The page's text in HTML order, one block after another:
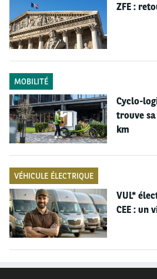
Pour en savoir plus sur l'Arval
ZFE :
MOBILITÉ
Cyclo-
trouve
km
VÉHICULE ÉLECTRIQUE
VUL*
CEE : un